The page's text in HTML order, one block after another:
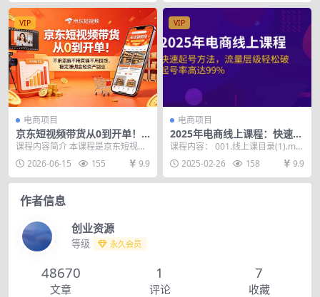
VIP
电商项目
京东短视频带货从0到开单！
不用露脸不用直播不用囤货，
课程内容简介 本课程是京东短视频
带货全实战教程，不用露脸、不用
直播、不用囤货，从...
2026-06-15 155 9.9
VIP
电商项目
2025年电商线上课程：快速起
号方法，流量层级轻松破，起
课程内容： 001.线上课目录(1).mp
4 002.线上课第一课,mp4 00...
2025-02-26 158 9.9
作者信息
创业资源
等级 永久会员
48670
文章
1
评论
7
收藏